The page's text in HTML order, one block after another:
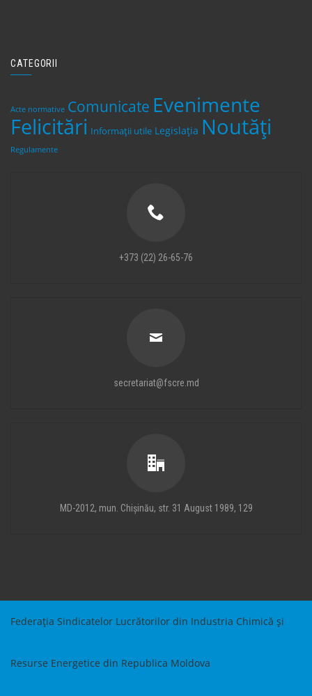
CATEGORII
Acte normative Comunicate Evenimente
Felicitări Informații utile Legislaţia Noutăți
Regulamente
+373 (22) 26-65-76
secretariat@fscre.md
MD-2012, mun. Chișinău, str. 31 August 1989, 129
Federația Sindicatelor Lucrătorilor din Industria Chimică și
Resurse Energetice din Republica Moldova